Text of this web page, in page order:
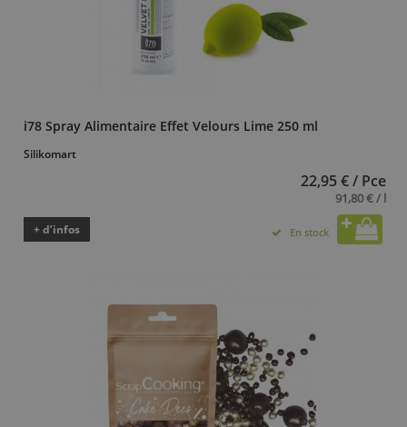
i78 Spray Alimentaire Effet Velours Lime 250 ml
Silikomart
22,95 € / Pce
91,80 € / l
+ d’infos En stock